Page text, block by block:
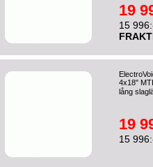
19
15
4x18"
lång
19
15